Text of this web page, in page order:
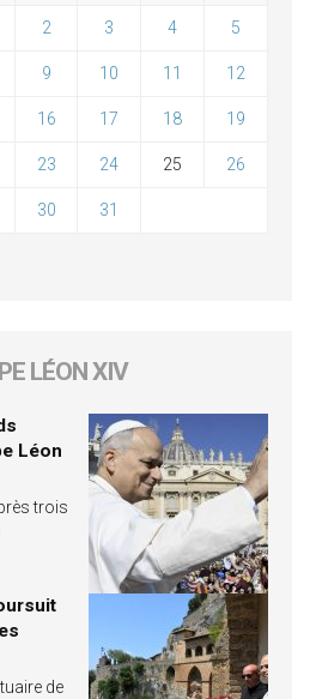
2 3 4 5
9 10 11 12
16 17 18 19
23 24 25 26
30 31
LÉON XIV
Léon
trois
de